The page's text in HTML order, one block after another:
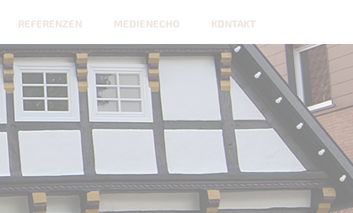
REFERENZEN MEDIENECHO KONTAKT